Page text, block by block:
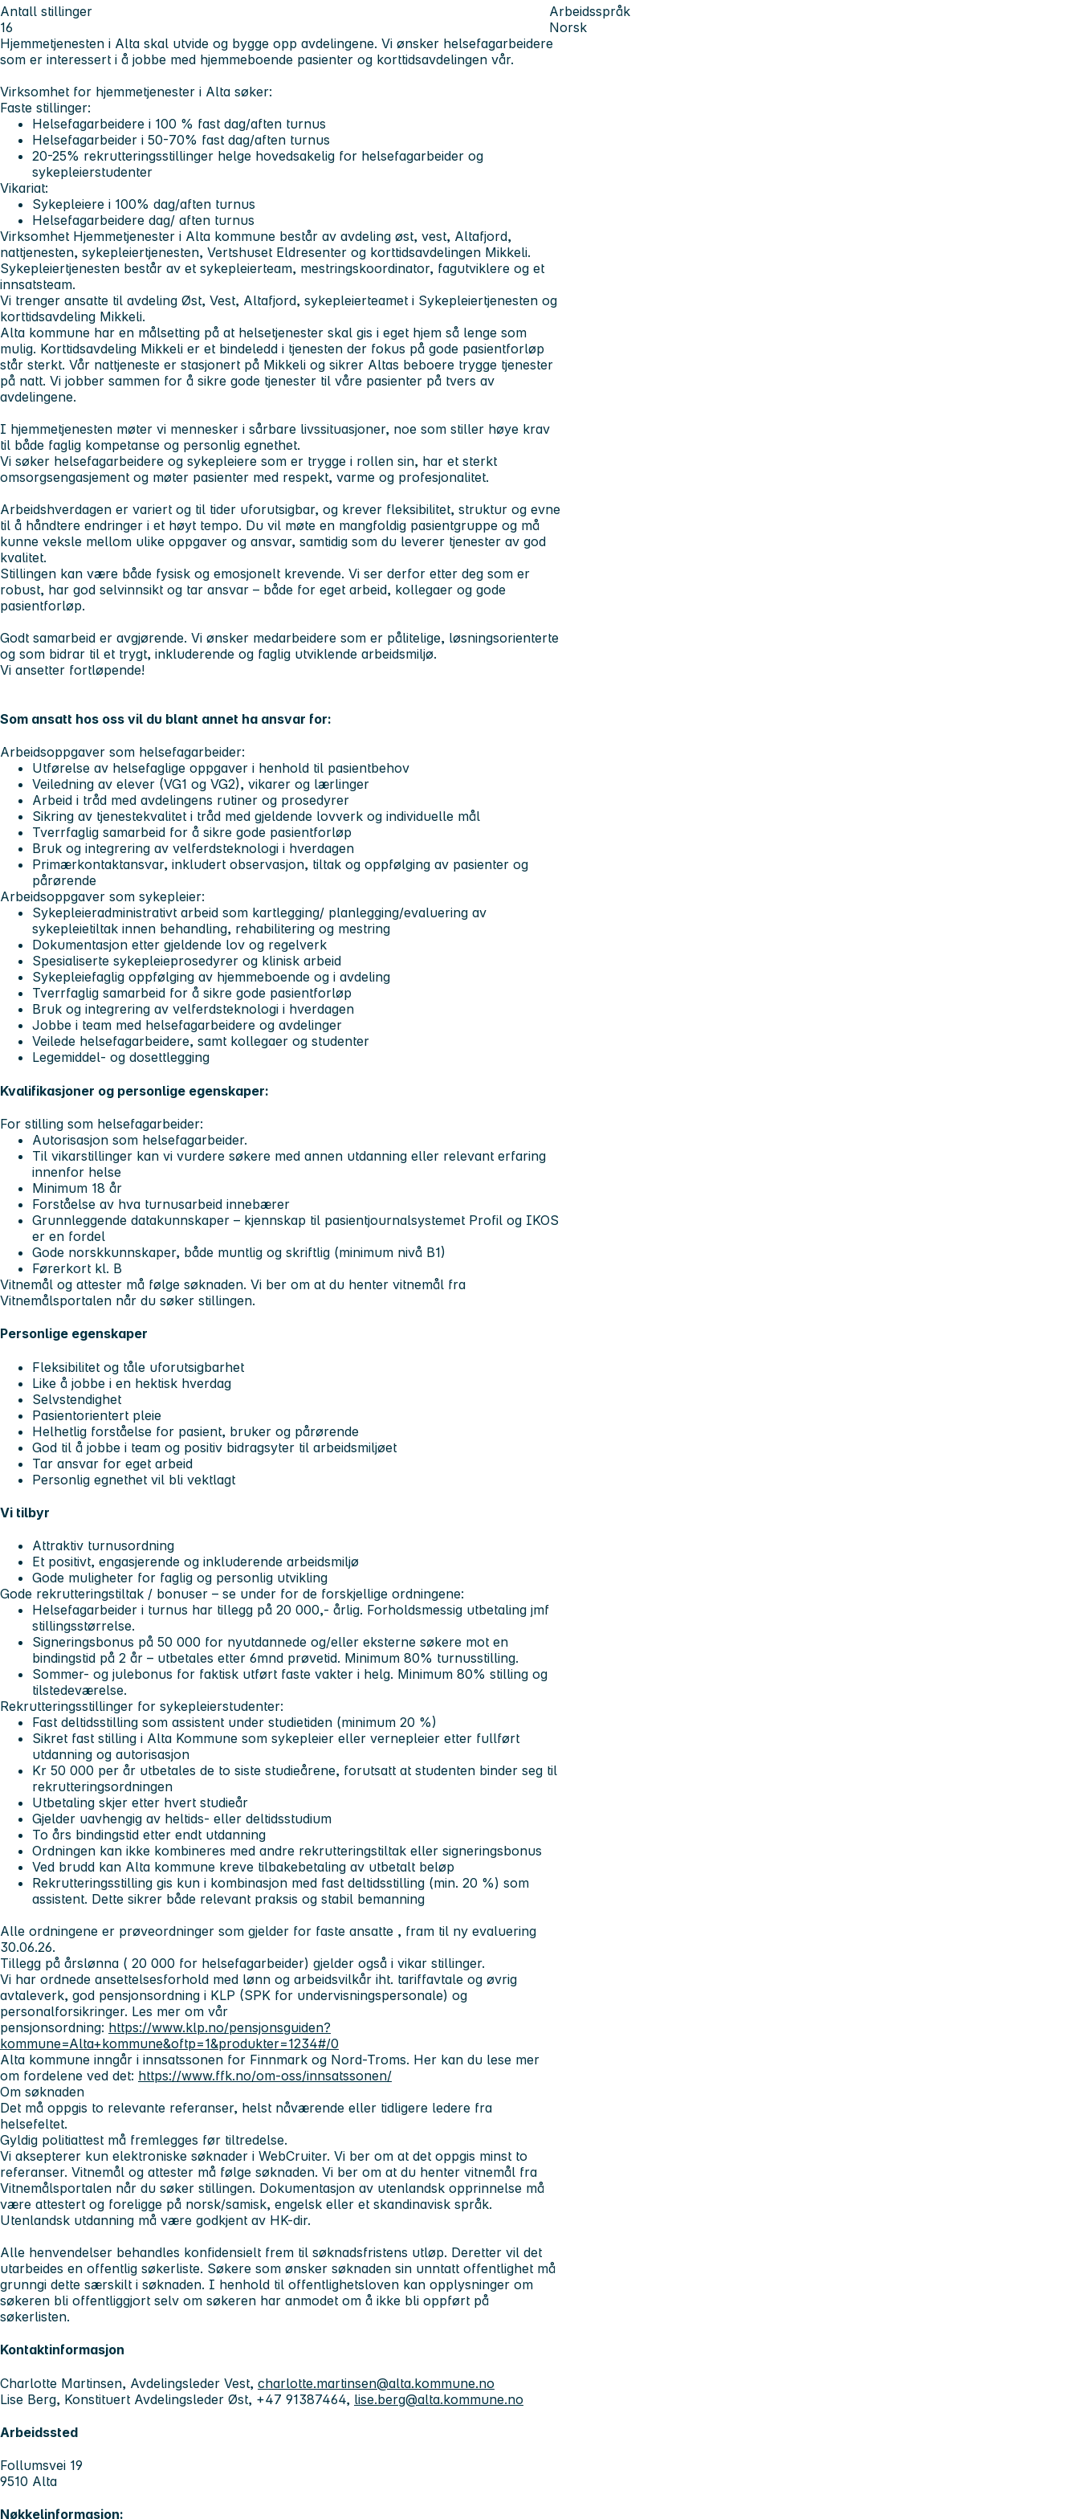
Antall stillinger
16
Arbeidsspråk
Norsk
Hjemmetjenesten i Alta skal utvide og bygge opp avdelingene. Vi ønsker helsefagarbeidere
som er interessert i å jobbe med hjemmeboende pasienter og korttidsavdelingen vår.
Virksomhet for hjemmetjenester i Alta søker:
Faste stillinger:
Helsefagarbeidere i 100 % fast dag/aften turnus
Helsefagarbeider i 50-70% fast dag/aften turnus
20-25% rekrutteringsstillinger helge hovedsakelig for helsefagarbeider og
sykepleierstudenter
Vikariat:
Sykepleiere i 100% dag/aften turnus
Helsefagarbeidere dag/ aften turnus
Virksomhet Hjemmetjenester i Alta kommune består av avdeling øst, vest, Altafjord,
nattjenesten, sykepleiertjenesten, Vertshuset Eldresenter og korttidsavdelingen Mikkeli.
Sykepleiertjenesten består av et sykepleierteam, mestringskoordinator, fagutviklere og et
innsatsteam.
Vi trenger ansatte til avdeling Øst, Vest, Altafjord, sykepleierteamet i Sykepleiertjenesten og
korttidsavdeling Mikkeli.
Alta kommune har en målsetting på at helsetjenester skal gis i eget hjem så lenge som
mulig. Korttidsavdeling Mikkeli er et bindeledd i tjenesten der fokus på gode pasientforløp
står sterkt. Vår nattjeneste er stasjonert på Mikkeli og sikrer Altas beboere trygge tjenester
på natt. Vi jobber sammen for å sikre gode tjenester til våre pasienter på tvers av
avdelingene.
I hjemmetjenesten møter vi mennesker i sårbare livssituasjoner, noe som stiller høye krav
til både faglig kompetanse og personlig egnethet.
Vi søker helsefagarbeidere og sykepleiere som er trygge i rollen sin, har et sterkt
omsorgsengasjement og møter pasienter med respekt, varme og profesjonalitet.
Arbeidshverdagen er variert og til tider uforutsigbar, og krever fleksibilitet, struktur og evne
til å håndtere endringer i et høyt tempo. Du vil møte en mangfoldig pasientgruppe og må
kunne veksle mellom ulike oppgaver og ansvar, samtidig som du leverer tjenester av god
kvalitet.
Stillingen kan være både fysisk og emosjonelt krevende. Vi ser derfor etter deg som er
robust, har god selvinnsikt og tar ansvar – både for eget arbeid, kollegaer og gode
pasientforløp.
Godt samarbeid er avgjørende. Vi ønsker medarbeidere som er pålitelige, løsningsorienterte
og som bidrar til et trygt, inkluderende og faglig utviklende arbeidsmiljø.
Vi ansetter fortløpende!
Som ansatt hos oss vil du blant annet ha ansvar for:
Arbeidsoppgaver som helsefagarbeider:
Utførelse av helsefaglige oppgaver i henhold til pasientbehov
Veiledning av elever (VG1 og VG2), vikarer og lærlinger
Arbeid i tråd med avdelingens rutiner og prosedyrer
Sikring av tjenestekvalitet i tråd med gjeldende lovverk og individuelle mål
Tverrfaglig samarbeid for å sikre gode pasientforløp
Bruk og integrering av velferdsteknologi i hverdagen
Primærkontaktansvar, inkludert observasjon, tiltak og oppfølging av pasienter og
pårørende
Arbeidsoppgaver som sykepleier:
Sykepleieradministrativt arbeid som kartlegging/ planlegging/evaluering av
sykepleietiltak innen behandling, rehabilitering og mestring
Dokumentasjon etter gjeldende lov og regelverk
Spesialiserte sykepleieprosedyrer og klinisk arbeid
Sykepleiefaglig oppfølging av hjemmeboende og i avdeling
Tverrfaglig samarbeid for å sikre gode pasientforløp
Bruk og integrering av velferdsteknologi i hverdagen
Jobbe i team med helsefagarbeidere og avdelinger
Veilede helsefagarbeidere, samt kollegaer og studenter
Legemiddel- og dosettlegging
Kvalifikasjoner og personlige egenskaper:
For stilling som helsefagarbeider:
Autorisasjon som helsefagarbeider.
Til vikarstillinger kan vi vurdere søkere med annen utdanning eller relevant erfaring
innenfor helse
Minimum 18 år
Forståelse av hva turnusarbeid innebærer
Grunnleggende datakunnskaper – kjennskap til pasientjournalsystemet Profil og IKOS
er en fordel
Gode norskkunnskaper, både muntlig og skriftlig (minimum nivå B1)
Førerkort kl. B
Vitnemål og attester må følge søknaden. Vi ber om at du henter vitnemål fra
Vitnemålsportalen når du søker stillingen.
Personlige egenskaper
Fleksibilitet og tåle uforutsigbarhet
Like å jobbe i en hektisk hverdag
Selvstendighet
Pasientorientert pleie
Helhetlig forståelse for pasient, bruker og pårørende
God til å jobbe i team og positiv bidragsyter til arbeidsmiljøet
Tar ansvar for eget arbeid
Personlig egnethet vil bli vektlagt
Vi tilbyr
Attraktiv turnusordning
Et positivt, engasjerende og inkluderende arbeidsmiljø
Gode muligheter for faglig og personlig utvikling
Gode rekrutteringstiltak / bonuser – se under for de forskjellige ordningene:
Helsefagarbeider i turnus har tillegg på 20 000,- årlig. Forholdsmessig utbetaling jmf
stillingsstørrelse.
Signeringsbonus på 50 000 for nyutdannede og/eller eksterne søkere mot en
bindingstid på 2 år – utbetales etter 6mnd prøvetid. Minimum 80% turnusstilling.
Sommer- og julebonus for faktisk utført faste vakter i helg. Minimum 80% stilling og
tilstedeværelse.
Rekrutteringsstillinger for sykepleierstudenter:
Fast deltidsstilling som assistent under studietiden (minimum 20 %)
Sikret fast stilling i Alta Kommune som sykepleier eller vernepleier etter fullført
utdanning og autorisasjon
Kr 50 000 per år utbetales de to siste studieårene, forutsatt at studenten binder seg til
rekrutteringsordningen
Utbetaling skjer etter hvert studieår
Gjelder uavhengig av heltids- eller deltidsstudium
To års bindingstid etter endt utdanning
Ordningen kan ikke kombineres med andre rekrutteringstiltak eller signeringsbonus
Ved brudd kan Alta kommune kreve tilbakebetaling av utbetalt beløp
Rekrutteringsstilling gis kun i kombinasjon med fast deltidsstilling (min. 20 %) som
assistent. Dette sikrer både relevant praksis og stabil bemanning
Alle ordningene er prøveordninger som gjelder for faste ansatte , fram til ny evaluering
30.06.26.
Tillegg på årslønna ( 20 000 for helsefagarbeider) gjelder også i vikar stillinger.
Vi har ordnede ansettelsesforhold med lønn og arbeidsvilkår iht. tariffavtale og øvrig
avtaleverk, god pensjonsordning i KLP (SPK for undervisningspersonale) og
personalforsikringer. Les mer om vår
pensjonsordning: https://www.klp.no/pensjonsguiden?
kommune=Alta+kommune&oftp=1&produkter=1234#/0
Alta kommune inngår i innsatssonen for Finnmark og Nord-Troms. Her kan du lese mer
om fordelene ved det: https://www.ffk.no/om-oss/innsatssonen/
Om søknaden
Det må oppgis to relevante referanser, helst nåværende eller tidligere ledere fra
helsefeltet.
Gyldig politiattest må fremlegges før tiltredelse.
Vi aksepterer kun elektroniske søknader i WebCruiter. Vi ber om at det oppgis minst to
referanser. Vitnemål og attester må følge søknaden. Vi ber om at du henter vitnemål fra
Vitnemålsportalen når du søker stillingen. Dokumentasjon av utenlandsk opprinnelse må
være attestert og foreligge på norsk/samisk, engelsk eller et skandinavisk språk.
Utenlandsk utdanning må være godkjent av HK-dir.
Alle henvendelser behandles konfidensielt frem til søknadsfristens utløp. Deretter vil det
utarbeides en offentlig søkerliste. Søkere som ønsker søknaden sin unntatt offentlighet må
grunngi dette særskilt i søknaden. I henhold til offentlighetsloven kan opplysninger om
søkeren bli offentliggjort selv om søkeren har anmodet om å ikke bli oppført på
søkerlisten.
Kontaktinformasjon
Charlotte Martinsen, Avdelingsleder Vest, charlotte.martinsen@alta.kommune.no
Lise Berg, Konstituert Avdelingsleder Øst, +47 91387464, lise.berg@alta.kommune.no
Arbeidssted
Follumsvei 19
9510 Alta
Nøkkelinformasjon: